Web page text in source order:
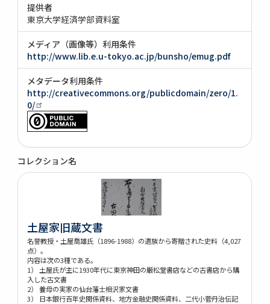
提供者
東京大学経済学部資料室
メディア（画像等）利用条件
http://www.lib.e.u-tokyo.ac.jp/bunsho/emug.pdf
メタデータ利用条件
http://creativecommons.org/publicdomain/zero/1.
0/
コレクション名
土屋家旧蔵文書
名誉教授・土屋喬雄氏（1896-1988）の遺族から寄贈された史料（4,027
点）。
内容は次の3種である。
1） 土屋氏が主に1930年代に東京神田の厳松堂書店などの古書店から購
入した古文書
2） 養母の実家の仙台藩士相沢家文書
3） 日本銀行百年史関係資料、地方金融史関係資料、二代小菅丹治伝記